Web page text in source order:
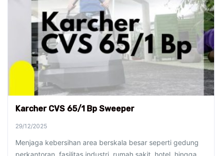
Karcher CVS 65/1 Bp Sweeper
29/12/2025
Menjaga kebersihan area berskala besar seperti gedung
perkantoran, fasilitas industri, rumah sakit, hotel, hingga